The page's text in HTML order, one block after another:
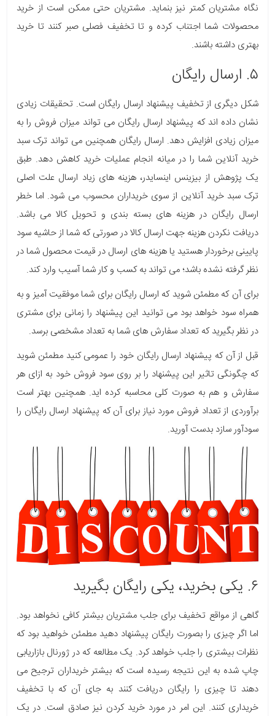
نگاه مشتریان کمتر نیز بنماید. مشتریان حتی ممکن است از خرید
محصولات شما اجتناب کرده و تا تخفیف فصلی صبر کنند تا خرید
بهتری داشته باشند.
۵. ارسال رایگان
شکل دیگری از تخفیف پیشنهاد ارسال رایگان است. تحقیقات زیادی
نشان داده اند که پیشنهاد ارسال رایگان می تواند میزان فروش را به
میزان زیادی افزایش دهد. ارسال رایگان همچنین می تواند ترک سبد
خرید آنلاین شما را در میانه انجام عملیات خرید کاهش دهد. طبق
یک پژوهش از بیزینس اینسایدر، هزینه های زیاد ارسال علت اصلی
ترک سبد خرید آنلاین از سوی خریداران محسوب می شود. اما خطر
ارسال رایگان در هزینه های بسته بندی و تحویل کالا می باشد.
دریافت نکردن هزینه جهت ارسال کالا در صورتی که شما از حاشیه سود
پایینی برخوردار هستید یا هزینه های ارسال در قیمت محصول شما در
نظر گرفته نشده باشد؛ می تواند به کسب و کار شما آسیب وارد کند.
برای آن که مطمئن شوید که ارسال رایگان برای شما موفقیت آمیز و به
همراه سود خواهد بود می توانید این پیشنهاد را زمانی برای مشتری
در نظر بگیرید که تعداد سفارش های شما به تعداد مشخصی برسد.
قبل از آن که پیشنهاد ارسال رایگان خود را عمومی کنید مطمئن شوید
که چگونگی تاثیر این پیشنهاد را بر روی سود فروش خود به ازای هر
سفارش و هم به صورت کلی محاسبه کرده اید. همچنین بهتر است
برآوردی از تعداد فروش مورد نیاز برای آن که پیشنهاد ارسال رایگان را
سودآور سازد بدست آورید.
۶. یکی بخرید، یکی رایگان بگیرید
گاهی از مواقع تخفیف برای جلب مشتریان بیشتر کافی نخواهد بود.
اما اگر چیزی را بصورت رایگان پیشنهاد دهید مطمئن خواهید بود که
نظرات بیشتری را جلب خواهد کرد. یک مطالعه که در ژورنال بازاریابی
چاپ شده به این نتیجه رسیده است که بیشتر خریداران ترجیح می
دهند تا چیزی را رایگان دریافت کنند به جای آن که با تخفیف
خریداری کنند. این امر در مورد خرید کردن نیز صادق است. در یک